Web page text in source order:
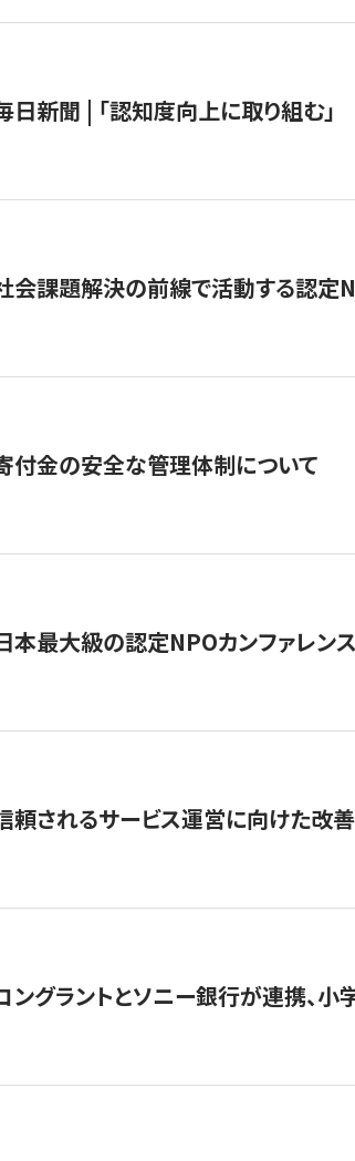
日新聞 | 「認知度向上に取り組む
会課題解決の前線で活動する認定
付金の安全な管理体制について
本最大級の認定NPOカンファレ
頼されるサービス運営に向けた改
ングラントとソニー銀行が連携、